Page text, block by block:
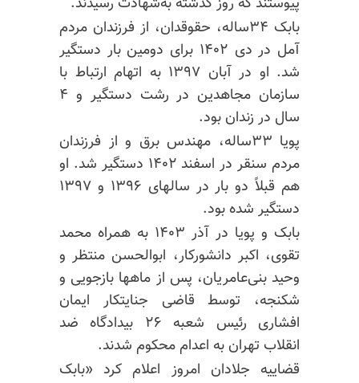
بابک ۳۴ساله، حقوقدان، از فرزندان مردم
آمل در دی ۱۴۰۲ برای دومین بار دستگیر
شد. او در آبان ۱۳۹۷ به اتهام ارتباط با
سازمان مجاهدین در رشت دستگیر و ۴
سال در زندان بود.
پویا ۳۳ساله، مهندس برق و از فرزندان
مردم سنقر در اسفند ۱۴۰۲ دستگیر شد. او
هم قبلاً دو بار در سالهای ۱۳۹۶ و ۱۳۹۷
دستگیر شده بود.
بابک و پویا در آذر ۱۴۰۳ به همراه محمد
تقوی، اکبر دانشورکار، ابوالحسن منتظر و
وحید بنی‌عامریان، پس از ماهها بازجویی و
شکنجه، توسط قاضی جنایتکار ایمان
افشاری رئیس شعبه ۲۶ بیدادگاه ضد
انقلاب تهران به اعدام محکوم شدند.
قضاییه جلادان امروز اعلام کرد «بابک